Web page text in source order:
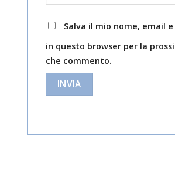
Salva il mio nome, email
in questo browser per la
che commento.